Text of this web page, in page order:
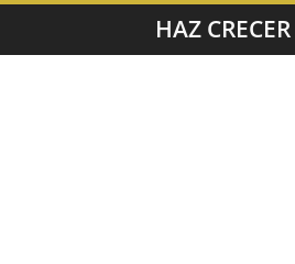
HAZ